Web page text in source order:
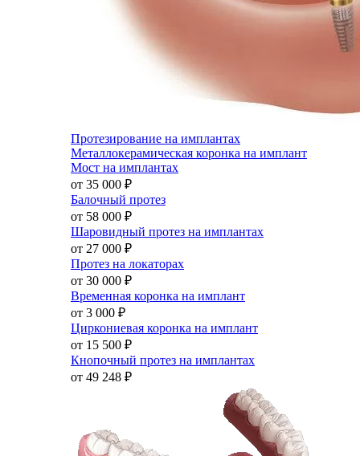
Протезирование на имплантах
Металлокерамическая коронка на имплант
Мост на имплантах
от 35 000 ₽
Балочный протез
от 58 000 ₽
Шаровидный протез на имплантах
от 27 000 ₽
Протез на локаторах
от 30 000 ₽
Временная коронка на имплант
от 3 000 ₽
Циркониевая коронка на имплант
от 15 500 ₽
Кнопочный протез на имплантах
от 49 248 ₽